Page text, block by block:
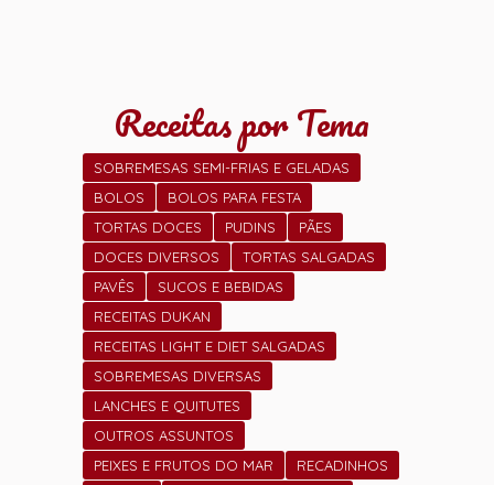
Receitas por Tema
SOBREMESAS SEMI-FRIAS E GELADAS
BOLOS
BOLOS PARA FESTA
TORTAS DOCES
PUDINS
PÃES
DOCES DIVERSOS
TORTAS SALGADAS
PAVÊS
SUCOS E BEBIDAS
RECEITAS DUKAN
RECEITAS LIGHT E DIET SALGADAS
SOBREMESAS DIVERSAS
LANCHES E QUITUTES
OUTROS ASSUNTOS
PEIXES E FRUTOS DO MAR
RECADINHOS